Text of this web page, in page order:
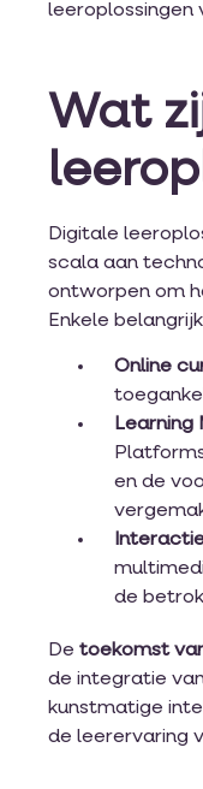
leeroplossingen
Wat
Digitale
scala aan
ontworpen om
Enkele
Online
Learning
en de
de
De toekomst
de integratie
kunstmatige
de leerervaring